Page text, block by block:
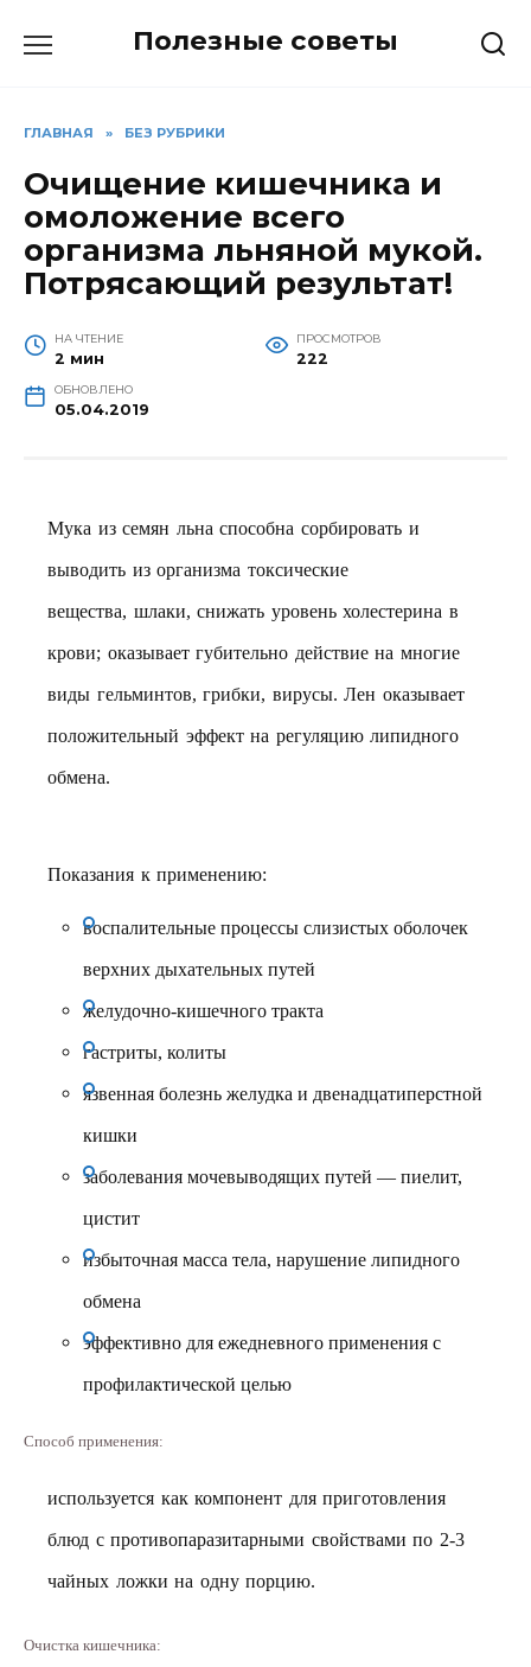
Полезные советы
ГЛАВНАЯ » БЕЗ РУБРИКИ
Очищение кишечника и
омоложение всего
организма льняной мукой.
Потрясающий результат!
НА ЧТЕНИЕ
2 мин
ПРОСМОТРОВ
222
ОБНОВЛЕНО
05.04.2019
Мука из семян льна способна сорбировать и
выводить из организма токсические
вещества, шлаки, снижать уровень холестерина в
крови; оказывает губительно действие на многие
виды гельминтов, грибки, вирусы. Лен оказывает
положительный эффект на регуляцию липидного
обмена.
Показания к применению:
воспалительные процессы слизистых оболочек
верхних дыхательных путей
желудочно-кишечного тракта
гастриты, колиты
язвенная болезнь желудка и двенадцатиперстной
кишки
заболевания мочевыводящих путей — пиелит,
цистит
избыточная масса тела, нарушение липидного
обмена
эффективно для ежедневного применения с
профилактической целью
Способ применения:
используется как компонент для приготовления
блюд с противопаразитарными свойствами по 2-3
чайных ложки на одну порцию.
Очистка кишечника: